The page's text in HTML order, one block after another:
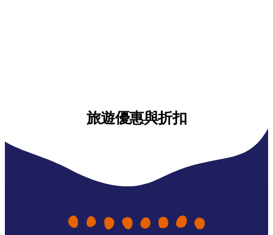
旅遊優惠與折扣